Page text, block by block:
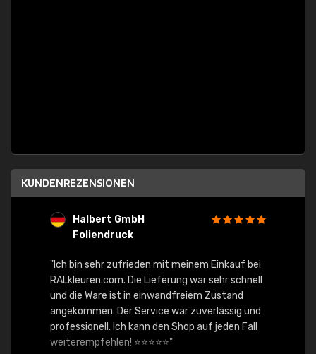
KUNDENREZENSIONEN
Halbert GmbH
Foliendruck
"Ich bin sehr zufrieden mit meinem Einkauf bei
RALkleuren.com. Die Lieferung war sehr schnell
und die Ware ist in einwandfreiem Zustand
angekommen. Der Service war zuverlässig und
professionell. Ich kann den Shop auf jeden Fall
weiterempfehlen! ⭐⭐⭐⭐⭐"